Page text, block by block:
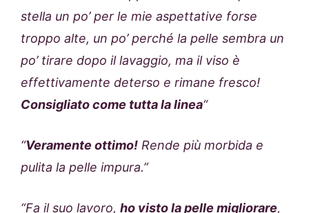
stella un po’ per le mie aspettative forse
troppo alte, un po’ perché la pelle sembra un
po’ tirare dopo il lavaggio, ma il viso è
effettivamente deterso e rimane fresco!
Consigliato come tutta la linea“
“Veramente ottimo! Rende più morbida e
pulita la pelle impura.”
“Fa il suo lavoro, ho visto la pelle migliorare,